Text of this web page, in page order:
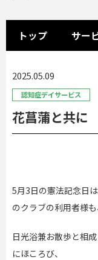
トップ サー
2025.05.09
認知症デイサービス
花菖蒲と共に
5月3日の憲法記念日
のクラブの利用者様も
日光浴兼お散歩と相
にほころび、